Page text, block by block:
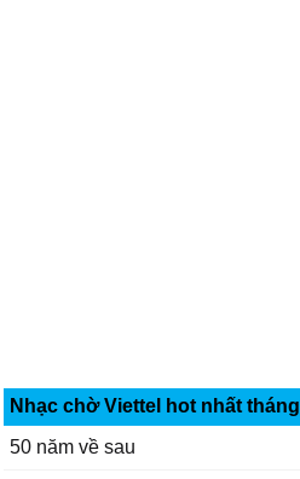
Nhạc chờ Viettel hot nhất tháng
50 năm về sau